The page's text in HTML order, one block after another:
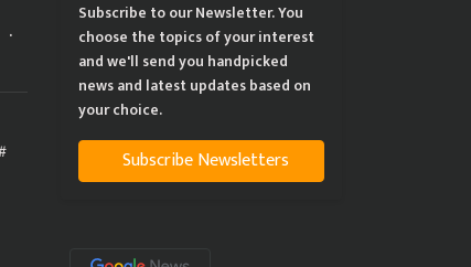
Subscribe to our Newsletter. You
choose the topics of your interest
and we'll send you handpicked
news and latest updates based on
your choice.
Subscribe Newsletters